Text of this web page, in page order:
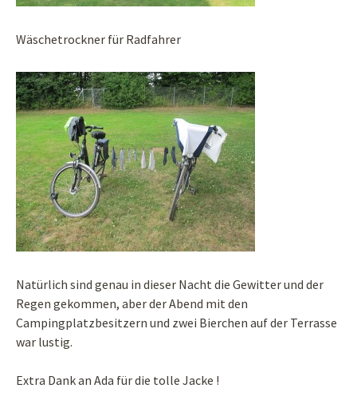
Wäschetrockner für Radfahrer
Natürlich sind genau in dieser Nacht die Gewitter und der
Regen gekommen, aber der Abend mit den
Campingplatzbesitzern und zwei Bierchen auf der Terrasse
war lustig.
Extra Dank an Ada für die tolle Jacke !